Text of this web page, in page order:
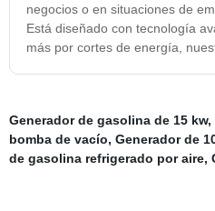
negocios o en situaciones de
Está diseñado con tecnología
más por cortes de energía,
Generador de gasolina de 15 kw,
bomba de vacío, Generador de
de gasolina refrigerado por aire,